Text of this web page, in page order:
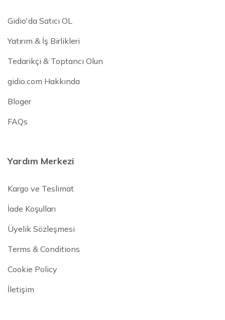
Gidio'da Satıcı OL
Yatırım & İş Birlikleri
Tedarikçi & Toptancı Olun
gidio.com Hakkında
Bloger
FAQs
Yardım Merkezi
Kargo ve Teslimat
İade Koşulları
Üyelik Sözleşmesi
Terms & Conditions
Cookie Policy
İletişim